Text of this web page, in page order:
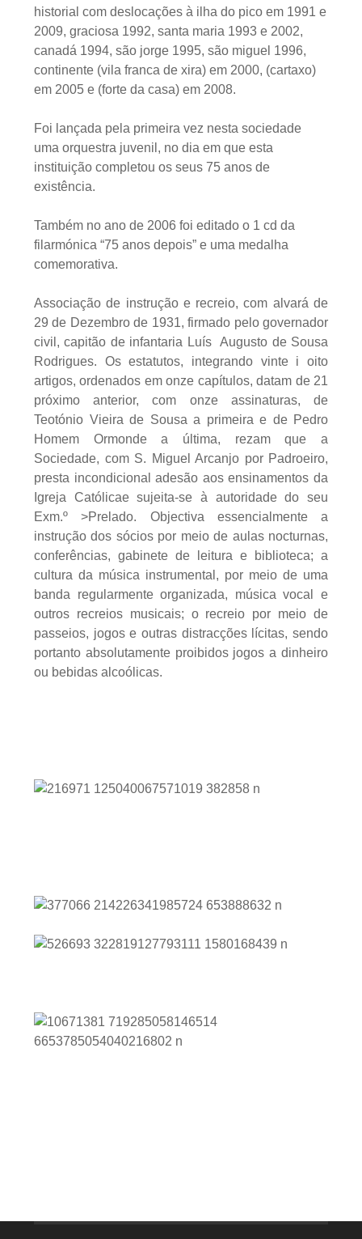
historial com deslocações à ilha do pico em 1991 e
2009, graciosa 1992, santa maria 1993 e 2002,
canadá 1994, são jorge 1995, são miguel 1996,
continente (vila franca de xira) em 2000, (cartaxo)
em 2005 e (forte da casa) em 2008.
Foi lançada pela primeira vez nesta sociedade
uma orquestra juvenil, no dia em que esta
instituição completou os seus 75 anos de
existência.
Também no ano de 2006 foi editado o 1 cd da
filarmónica “75 anos depois” e uma medalha
comemorativa.
Associação de instrução e recreio, com alvará de
29 de Dezembro de 1931, firmado pelo governador
civil, capitão de infantaria Luís Augusto de Sousa
Rodrigues. Os estatutos, integrando vinte i oito
artigos, ordenados em onze capítulos, datam de 21
próximo anterior, com onze assinaturas, de
Teotónio Vieira de Sousa a primeira e de Pedro
Homem Ormonde a última, rezam que a
Sociedade, com S. Miguel Arcanjo por Padroeiro,
presta incondicional adesão aos ensinamentos da
Igreja Católicae sujeita-se à autoridade do seu
Exm.º >Prelado. Objectiva essencialmente a
instrução dos sócios por meio de aulas nocturnas,
conferências, gabinete de leitura e biblioteca; a
cultura da música instrumental, por meio de uma
banda regularmente organizada, música vocal e
outros recreios musicais; o recreio por meio de
passeios, jogos e outras distracções lícitas, sendo
portanto absolutamente proibidos jogos a dinheiro
ou bebidas alcoólicas.